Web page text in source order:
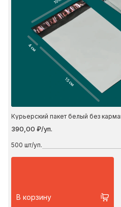
4 см
15 см
Курьерский пакет белый без
390,00 ₽/уп.
500 шт/уп.
В корзину